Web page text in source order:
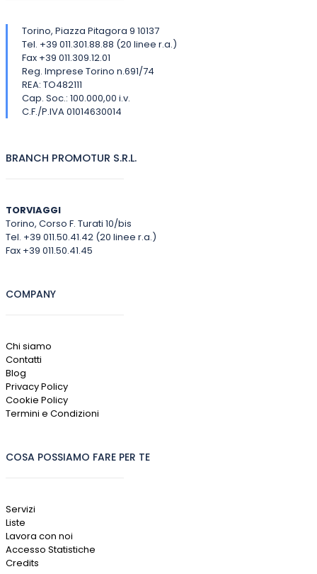
Torino, Piazza Pitagora 9 10137
Tel. +39 011.301.88.88 (20 linee r.a.)
Fax +39 011.309.12.01
Reg. Imprese Torino n.691/74
REA: TO482111
Cap. Soc.: 100.000,00 i.v.
C.F./P.IVA 01014630014
BRANCH PROMOTUR S.R.L.
TORVIAGGI
Torino, Corso F. Turati 10/bis
Tel. +39 011.50.41.42 (20 linee r.a.)
Fax +39 011.50.41.45
COMPANY
Chi siamo
Contatti
Blog
Privacy Policy
Cookie Policy
Termini e Condizioni
COSA POSSIAMO FARE PER TE
Servizi
Liste
Lavora con noi
Accesso Statistiche
Credits